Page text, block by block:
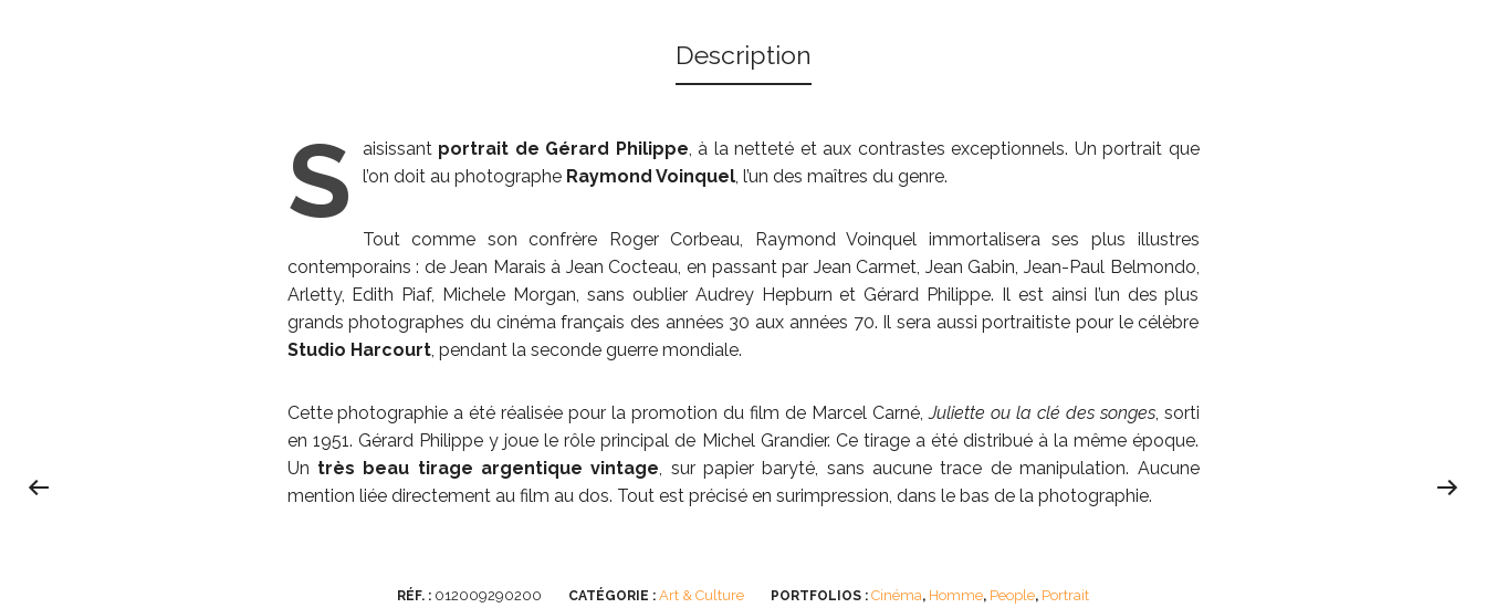
Description
S aisissant portrait de Gérard Philippe , à la netteté et aux contrastes exceptionnels. Un portrait que
l’on doit au photographe Raymond Voinquel, l’un des maîtres du genre.
Tout comme son confrère Roger Corbeau, Raymond Voinquel immortalisera ses plus illustres
contemporains : de Jean Marais à Jean Cocteau, en passant par Jean Carmet, Jean Gabin, Jean-Paul Belmondo,
Arletty, Edith Piaf, Michele Morgan, sans oublier Audrey Hepburn et Gérard Philippe. Il est ainsi l’un des plus
grands photographes du cinéma français des années 30 aux années 70. Il sera aussi portraitiste pour le célèbre
Studio Harcourt, pendant la seconde guerre mondiale.
Cette photographie a été réalisée pour la promotion du film de Marcel Carné,Juliette ou la clé des songes, sorti
en 1951. Gérard Philippe y joue le rôle principal de Michel Grandier. Ce tirage a été distribué à la même époque.
Un très beau tirage argentique vintage , sur papier baryté, sans aucune trace de manipulation. Aucune
mention liée directement au film au dos. Tout est précisé en surimpression, dans le bas de la photographie.
RÉF. : 012009290200 CATÉGORIE : Art & Culture PORTFOLIOS : Cinéma, Homme, People, Portrait